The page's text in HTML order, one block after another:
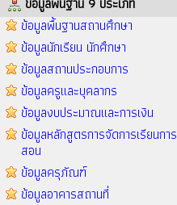
ข้อมูลพื้นฐานสถานศึกษา
ข้อมูลนักเรียน นักศึกษา
ข้อมูลสถานประกอบการ
ข้อมูลครูและบุคลากร
ข้อมูลงบประมาณและการเงิน
ข้อมูลหลักสูตรการจัดการเรียนการ
สอน
ข้อมูลครุภัณฑ์
ข้อมูลอาคารสถานที่